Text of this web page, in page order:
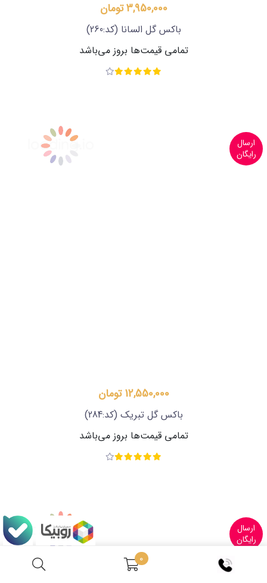
0
3,950,000 تومان
باکس گل السانا (کد:260)
تمامی قیمت‌ها بروز می‌باشد
ارسال
رایگان
12,550,000 تومان
باکس گل تبریک (کد:284)
تمامی قیمت‌ها بروز می‌باشد
ارسال
رایگان